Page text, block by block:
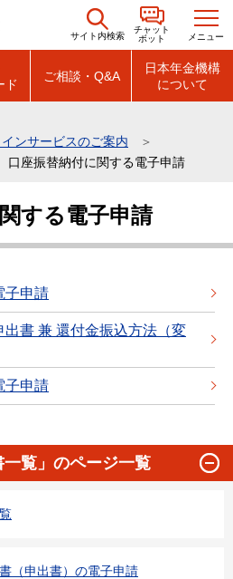
サイト内検索
チャット
ボット
メニュー
ド
ご相談・Q&A
日本年金機構
について
ンサービスのご案内
口座振替納付に関する電子申請
する電子申請
子申請
書 兼 還付金振込方法（変
子申請
一覧」のページ一覧
（申出書）の電子申請